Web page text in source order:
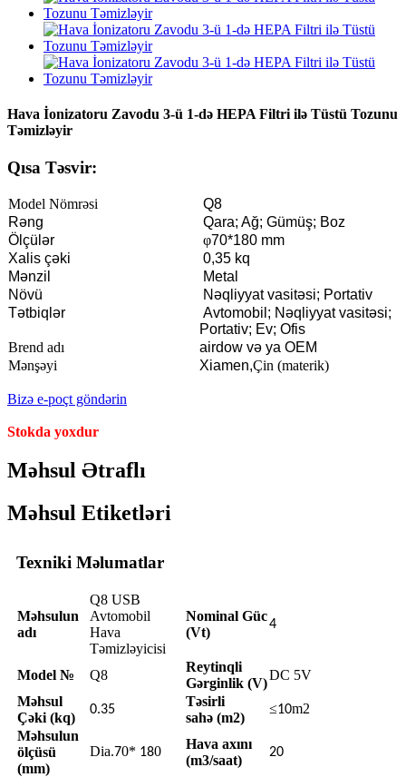
Hava İonizatoru Zavodu 3-ü 1-də HEPA Filtri ilə Tüstü Tozunu
Təmizləyir
Qısa Təsvir:
Model Nömrəsi
Q8
Rəng
Qara; Ağ; Gümüş; Boz
Ölçülər
φ70*180 mm
Xalis çəki
0,35 kq
Mənzil
Metal
Növü
Nəqliyyat vasitəsi; Portativ
Tətbiqlər
Avtomobil; Nəqliyyat vasitəsi;
Portativ; Ev; Ofis
Brend adı
airdow və ya OEM
Mənşəyi
Xiamen,Çin (materik)
Bizə e-poçt göndərin
Stokda yoxdur
Məhsul Ətraflı
Məhsul Etiketləri
Texniki Məlumatlar
Məhsulun
adı
Q8 USB
Avtomobil
Hava
Təmizləyicisi
Nominal Güc
(Vt)
4
Model № Q8
Reytinqli
Gərginlik (V)
DC 5V
Məhsul
Çəki (kq)
0.35
Təsirli
sahə (m2)
≤10m2
Məhsulun
ölçüsü
(mm)
Dia.70* 180
Hava axını
(m3/saat)
20